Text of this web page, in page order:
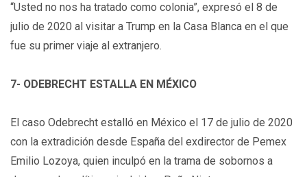
“Usted no nos ha tratado como colonia”, expresó el 8 de
julio de 2020 al visitar a Trump en la Casa Blanca en el que
fue su primer viaje al extranjero.
7- ODEBRECHT ESTALLA EN MÉXICO
El caso Odebrecht estalló en México el 17 de julio de 2020
con la extradición desde España del exdirector de Pemex
Emilio Lozoya, quien inculpó en la trama de sobornos a